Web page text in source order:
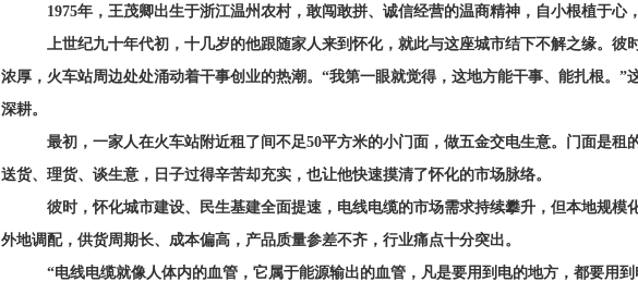
1975年，王茂卿出生于浙江温州农村，敢闯敢拼、诚信经营的温商精神，自小根植于心
上世纪九十年代初，十几岁的他跟随家人来到怀化，就此与这座城市结下不解之缘。彼
浓厚，火车站周边处处涌动着干事创业的热潮。 “我第一眼就觉得，这地方能干事、能扎根。 ”
深耕。
最初，一家人在火车站附近租了间不足50平方米的小门面，做五金交电生意。门面是
送货、理货、谈生意，日子过得辛苦却充实，也让他快速摸清了怀化的市场脉络。
彼时，怀化城市建设、民生基建全面提速，电线电缆的市场需求持续攀升，但本地规
外地调配，供货周期长、成本偏高，产品质量参差不齐，行业痛点十分突出。
“电线电缆就像人体内的血管，它属于能源输出的血管，凡是要用到电的地方，都要用